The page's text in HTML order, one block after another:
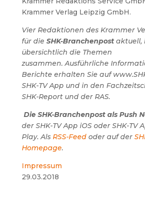
Krammer Verlag Leipzig GmbH.
Vier Redaktionen des Krammer
für die SHK-Branchenpost aktuell,
übersichtlich die Themen
zusammen. Ausführliche
Berichte erhalten Sie auf
SHK-TV App und in den
SHK-Report und der RAS.
Die SHK-Branchenpost als Push
der SHK-TV App iOS oder SHK-TV
Play. Als RSS-Feedoder auf der
Homepage.
Impressum
29.03.2018